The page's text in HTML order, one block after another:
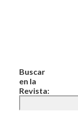
Buscar
en la
Revista: